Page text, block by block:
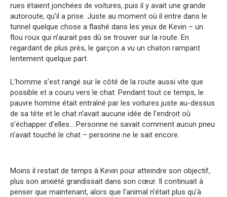
rues étaient jonchées de voitures, puis il y avait une grande
autoroute, qu’il a prise. Juste au moment où il entre dans le
tunnel quelque chose a flashé dans les yeux de Kevin – un
flou roux qui n’aurait pas dû se trouver sur la route. En
regardant de plus près, le garçon a vu un chaton rampant
lentement quelque part.
L’homme s’est rangé sur le côté de la route aussi vite que
possible et a couru vers le chat. Pendant tout ce temps, le
pauvre homme était entraîné par les voitures juste au-dessus
de sa tête et le chat n’avait aucune idée de l’endroit où
s’échapper d’elles… Personne ne savait comment aucun pneu
n’avait touché le chat – personne ne le sait encore.
Moins il restait de temps à Kevin pour atteindre son objectif,
plus son anxiété grandissait dans son cœur. Il continuait à
penser que maintenant, alors que l’animal n’était plus qu’à